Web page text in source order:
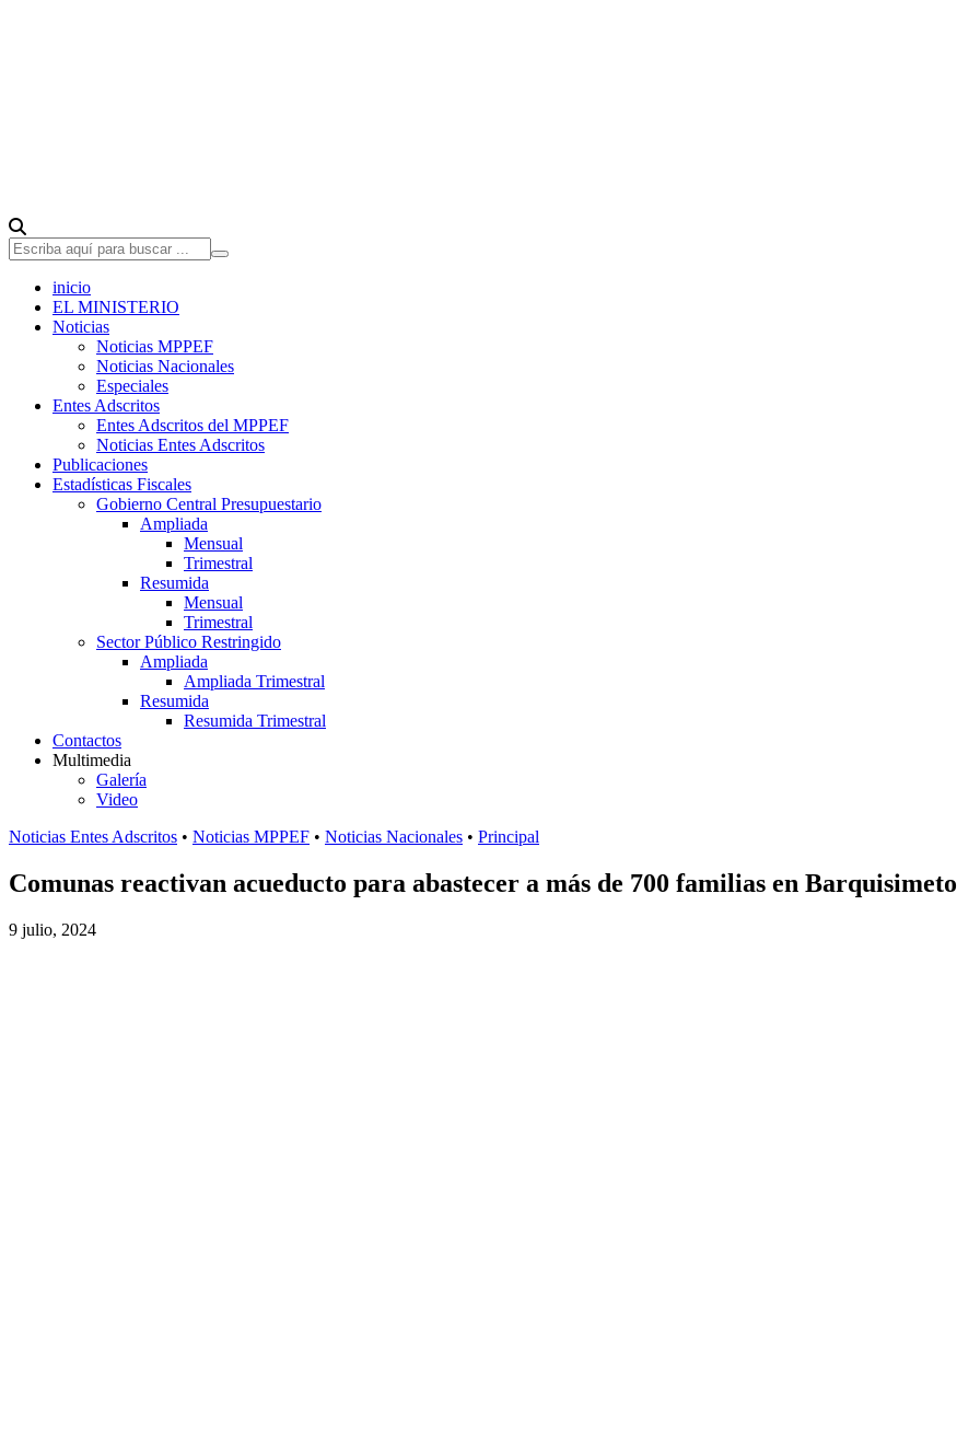
inicio
EL MINISTERIO
Noticias
Noticias MPPEF
Noticias Nacionales
Especiales
Entes Adscritos
Entes Adscritos del MPPEF
Noticias Entes Adscritos
Publicaciones
Estadísticas Fiscales
Gobierno Central Presupuestario
Ampliada
Mensual
Trimestral
Resumida
Mensual
Trimestral
Sector Público Restringido
Ampliada
Ampliada Trimestral
Resumida
Resumida Trimestral
Contactos
Multimedia
Galería
Video
Noticias Entes Adscritos • Noticias MPPEF • Noticias Nacionales • Principal
Comunas reactivan acueducto para abastecer a más de 700 familias en Barquisimeto
9 julio, 2024